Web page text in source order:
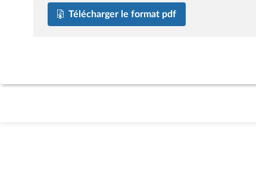
Télécharger le format pdf